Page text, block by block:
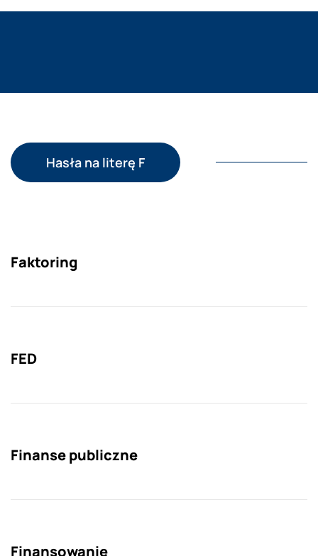
Hasła na literę F
Faktoring
FED
Finanse publiczne
Finansowanie